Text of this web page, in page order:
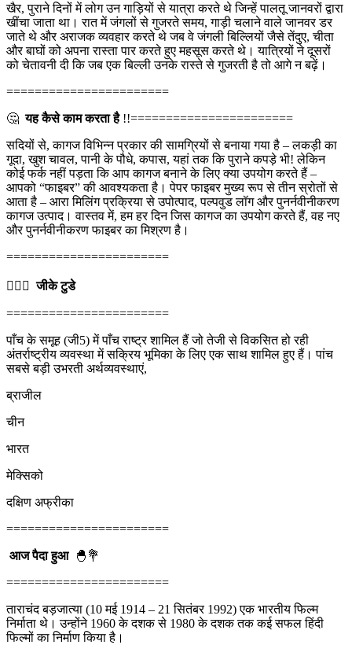
खैर, पुराने दिनों में लोग उन गाड़ियों से यात्रा करते थे जिन्हें पालतू जानवरों द्वारा
खींचा जाता था। रात में जंगलों से गुजरते समय, गाड़ी चलाने वाले जानवर डर
जाते थे और अराजक व्यवहार करते थे जब वे जंगली बिल्लियों जैसे तेंदुए, चीता
और बाघों को अपना रास्ता पार करते हुए महसूस करते थे। यात्रियों ने दूसरों
को चेतावनी दी कि जब एक बिल्ली उनके रास्ते से गुजरती है तो आगे न बढ़ें।
=======================
🤔यह कैसे काम करता है!!=======================
सदियों से, कागज विभिन्न प्रकार की सामग्रियों से बनाया गया है – लकड़ी का
गूदा, खुश चावल, पानी के पौधे, कपास, यहां तक कि पुराने कपड़े भी! लेकिन
कोई फर्क नहीं पड़ता कि आप कागज बनाने के लिए क्या उपयोग करते हैं –
आपको “फाइबर” की आवश्यकता है। पेपर फाइबर मुख्य रूप से तीन स्रोतों से
आता है – आरा मिलिंग प्रक्रिया से उपोत्पाद, पल्पवुड लॉग और पुनर्नवीनीकरण
कागज उत्पाद। वास्तव में, हम हर दिन जिस कागज का उपयोग करते हैं, वह नए
और पुनर्नवीनीकरण फाइबर का मिश्रण है।
=======================
💁🏻‍♂‍जीके टुडे
=======================
पाँच के समूह (जी5) में पाँच राष्ट्र शामिल हैं जो तेजी से विकसित हो रही
अंतर्राष्ट्रीय व्यवस्था में सक्रिय भूमिका के लिए एक साथ शामिल हुए हैं। पांच
सबसे बड़ी उभरती अर्थव्यवस्थाएं,
ब्राजील
चीन
भारत
मेक्सिको
दक्षिण अफ्रीका
=======================
आज पैदा हुआ 🐣💐
=======================
ताराचंद बड़जात्या (10 मई 1914 – 21 सितंबर 1992) एक भारतीय फिल्म
निर्माता थे। उन्होंने 1960 के दशक से 1980 के दशक तक कई सफल हिंदी
फिल्मों का निर्माण किया है।